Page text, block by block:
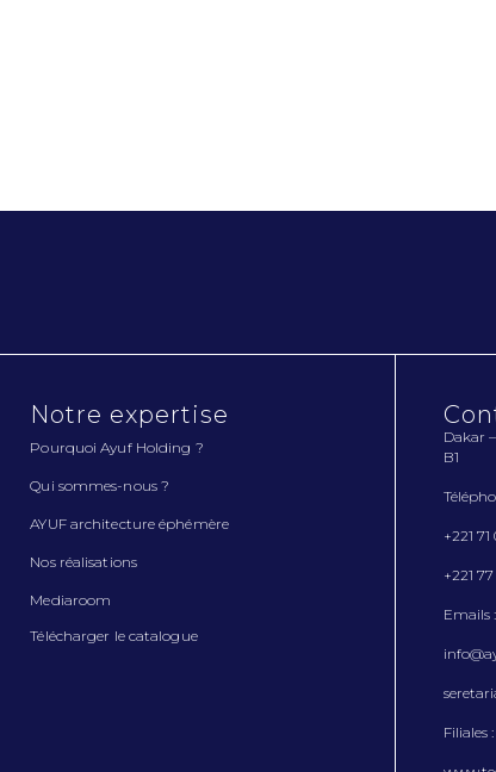
Notre expertise
Pourquoi Ayuf Holding ?
Qui sommes-nous ?
AYUF architecture éphémère
Nos réalisations
Mediaroom
Télécharger le catalogue
Dakar
B1
+221
+221
Emails :
Filiales :